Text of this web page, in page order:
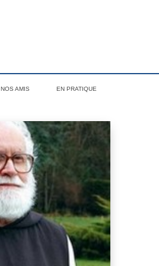
NOS AMIS EN PRATIQUE